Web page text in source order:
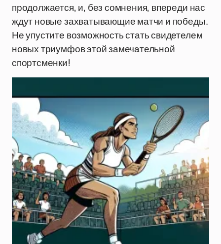
продолжается, и, без сомнения, впереди нас
ждут новые захватывающие матчи и победы.
Не упустите возможность стать свидетелем
новых триумфов этой замечательной
спортсменки!